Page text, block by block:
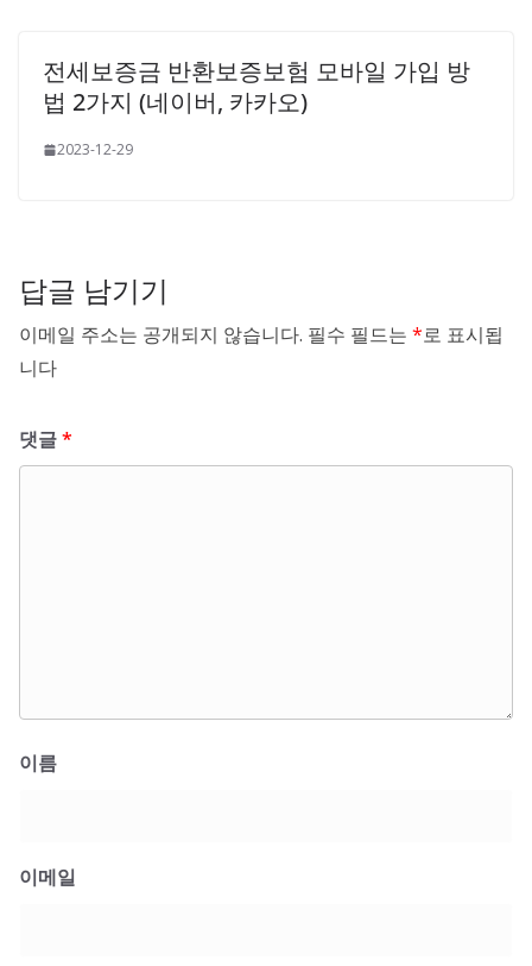
전세보증금 반환보증보험 모바일 가입 방
법 2가지 (네이버, 카카오)
2023-12-29
답글 남기기
이메일 주소는 공개되지 않습니다. 필수 필드는 *로 표시됩
니다
댓글*
이름
이메일